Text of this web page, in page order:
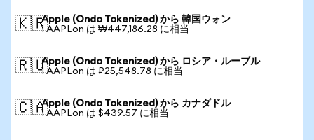
🇰🇷Apple (Ondo Tokenized) から 韓国ウォン
1 AAPLon は ₩447,186.28 に相当
🇷🇺Apple (Ondo Tokenized) から ロシア・ルーブル
1 AAPLon は ₽25,548.78 に相当
🇨🇦Apple (Ondo Tokenized) から カナダドル
1 AAPLon は $439.57 に相当